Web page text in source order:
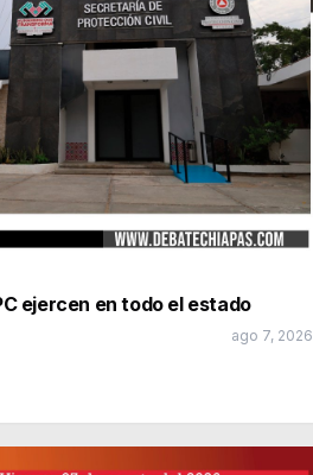
ejercen en todo el estado
ago 7, 2026